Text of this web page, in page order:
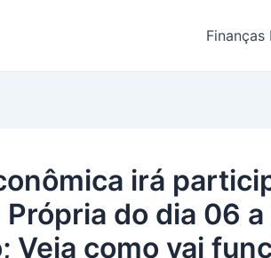
Finanças
irá
Própria do dia 06
Veja como vai